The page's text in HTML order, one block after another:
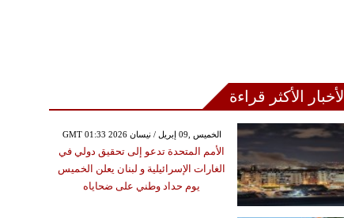
الأخبار الأكثر قراءة
GMT 01:33 2026 الخميس ,09 إبريل / نيسان
الأمم المتحدة تدعو إلى تحقيق دولي في
الغارات الإسرائيلية و لبنان يعلن الخميس
يوم حداد وطني على ضحاياه